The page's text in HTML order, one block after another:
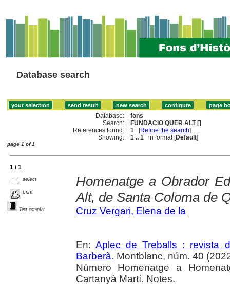
Database search
Database:
fons
Search:
FUNDACIO QUER ALT []
References found:
1 [Refine the search]
Showing:
1 .. 1 in format [Default]
page 1 of 1
1 / 1
select
print
Text complet
Homenatge a Obrador
Alt, de Santa Coloma de
Cruz Vergari, Elena de la
En: Aplec de Treballs : revista
Barberà. Montblanc, núm. 40
Número Homenatge a
Cartanyà Martí. Notes.